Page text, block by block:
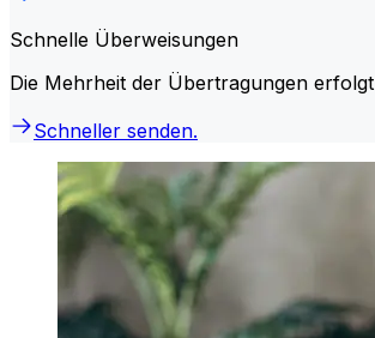
Schnelle Überweisungen
Die Mehrheit der Übertragungen erfolgt
Schneller senden.